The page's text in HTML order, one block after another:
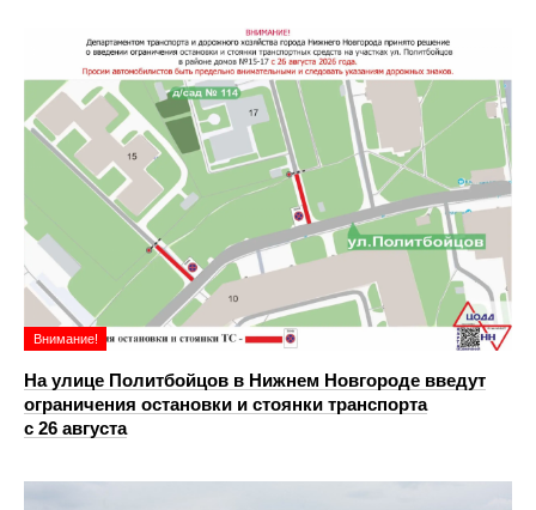
Внимание!
На улице Политбойцов в Нижнем Новгороде введут
ограничения остановки и стоянки транспорта
с 26 августа